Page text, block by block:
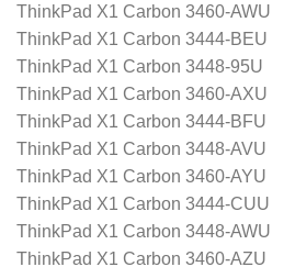
ThinkPad X1 Carbon 3460-AWU
ThinkPad X1 Carbon 3444-BEU
ThinkPad X1 Carbon 3448-95U
ThinkPad X1 Carbon 3460-AXU
ThinkPad X1 Carbon 3444-BFU
ThinkPad X1 Carbon 3448-AVU
ThinkPad X1 Carbon 3460-AYU
ThinkPad X1 Carbon 3444-CUU
ThinkPad X1 Carbon 3448-AWU
ThinkPad X1 Carbon 3460-AZU